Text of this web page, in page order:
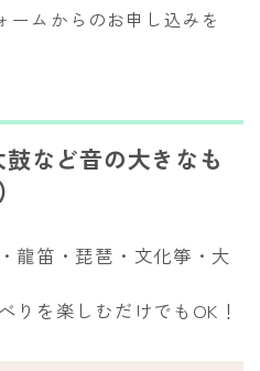
ームからのお申し込みを
など音の大きなも
龍笛・琵琶・文化箏・大
りを楽しむだけでもOK！